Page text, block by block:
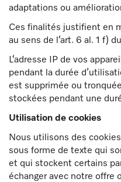
adaptations ou
Ces finalités justifient en
au sens de l‘art. 6 al. 1 f)
L‘adresse IP de vos
pendant la durée
est supprimée ou
stockées pendant une
Utilisation de cookies
Nous utilisons des
sous forme de texte qui
et qui stockent certains
échanger avec notre offre